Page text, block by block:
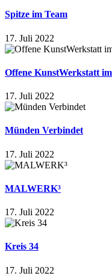
Spitze im Team
17. Juli 2022
Offene KunstWerkstatt
17. Juli 2022
Münden Verbindet
17. Juli 2022
MALWERK³
17. Juli 2022
Kreis 34
17. Juli 2022